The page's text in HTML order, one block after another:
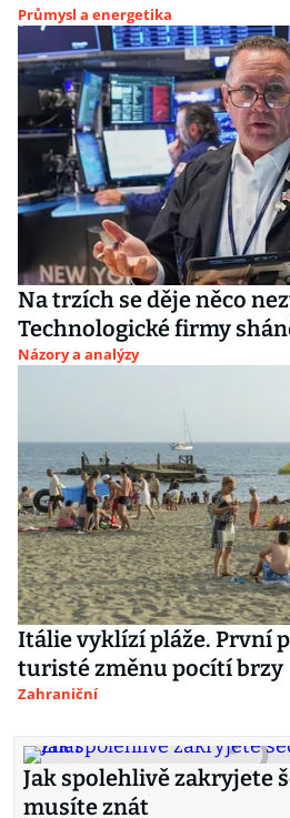
Průmysl a energetika
Na trzích se děje něco
Technologické firmy
Názory a analýzy
Itálie vyklízí pláže. První
turisté změnu pocítí brzy
Zahraniční
Jak spolehlivě zakryjete
musíte znát